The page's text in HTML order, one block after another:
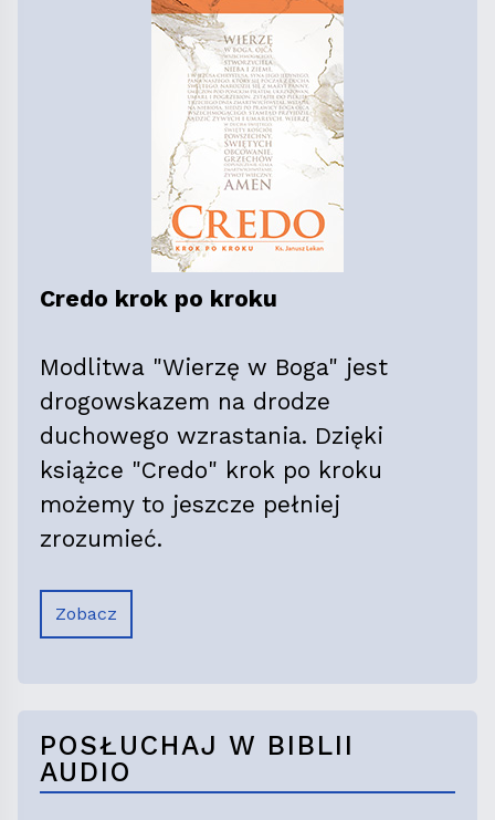
Credo krok po kroku
Modlitwa "Wierzę w Boga" jest
drogowskazem na drodze
duchowego wzrastania. Dzięki
książce "Credo" krok po kroku
możemy to jeszcze pełniej
zrozumieć.
Zobacz
POSŁUCHAJ W BIBLII
AUDIO